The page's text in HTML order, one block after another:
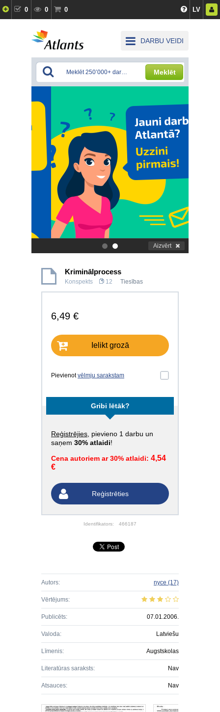
0 0 0 LV
DARBU VEIDI
Meklēt
. Aizvērt
Kriminālprocess
Konspekts 12 Tiesības
6,49 €
Ielikt grozā
Pievienotvēlmju sarakstam
Gribi lētāk?
Reģistrējies , pievieno 1 darbu un
saņem 30% atlaidi!
Cena autoriem ar 30% atlaidi: 4,54
€
Reģistrēties
Identifikators: 466187
Autors: nyce (17)
Vērtējums:
Publicēts: 07.01.2006.
Valoda: Latviešu
Līmenis: Augstskolas
Literatūras saraksts: Nav
Atsauces: Nav